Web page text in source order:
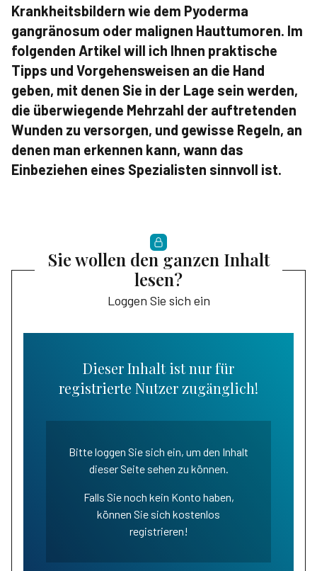
Krankheitsbildern wie dem Pyoderma
gangränosum oder malignen Hauttumoren. Im
folgenden Artikel will ich Ihnen praktische
Tipps und Vorgehensweisen an die Hand
geben, mit denen Sie in der Lage sein werden,
die überwiegende Mehrzahl der auftretenden
Wunden zu versorgen, und gewisse Regeln, an
denen man erkennen kann, wann das
Einbeziehen eines Spezialisten sinnvoll ist.
Sie wollen den ganzen Inhalt
lesen?
Loggen Sie sich ein
Dieser Inhalt ist nur für
registrierte Nutzer zugänglich!
Bitte loggen Sie sich ein, um den Inhalt
dieser Seite sehen zu können.
Falls Sie noch kein Konto haben,
können Sie sich kostenlos
registrieren!